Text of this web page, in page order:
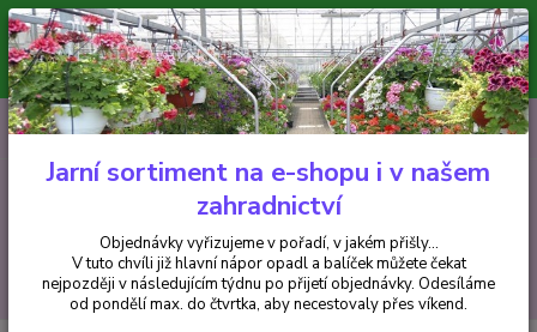
Minimální hodnota pro odeslání z e-shopu je 300 Kč.
V tuto chvíli již hlavní nápor objednávek opadl a balíček můžete čekat
nejpozději v následujícím týdnu po přijetí objednávky. Objednávky
vyřizujeme v pořadí, v jakém přišly...
CZK
Hledat
+420 602 223 614 0ks
za0 Kč
Jarní sortiment na e-shopu i v našem
zahradnictví
Objednávky vyřizujeme v pořadí, v jakém přišly...
V tuto chvíli již hlavní nápor opadl a balíček můžete čekat
nejpozději v následujícím týdnu po přijetí objednávky. Odesíláme
od pondělí max. do čtvrtka, aby necestovaly přes víkend.